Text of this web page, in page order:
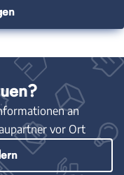
an
vor Ort